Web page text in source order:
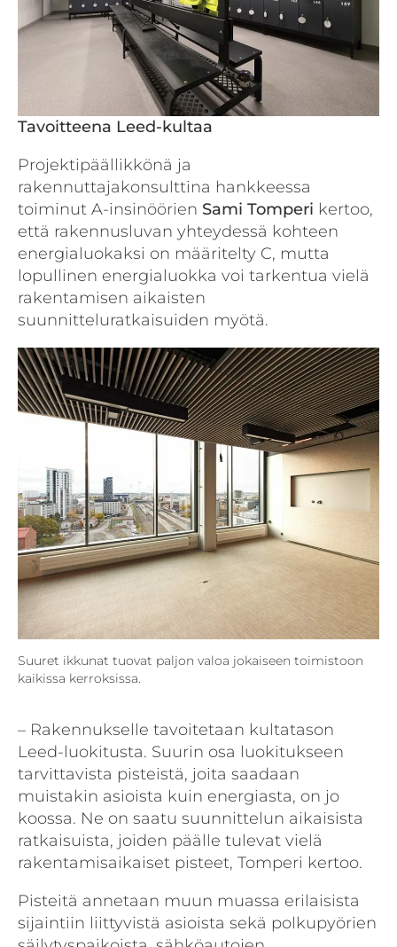
Tavoitteena Leed-kultaa
Projektipäällikkönä ja
rakennuttajakonsulttina hankkeessa
toiminut A-insinöörien Sami Tomperi kertoo,
että rakennusluvan yhteydessä kohteen
energialuokaksi on määritelty C, mutta
lopullinen energialuokka voi tarkentua vielä
rakentamisen aikaisten
suunnitteluratkaisuiden myötä.
Suuret ikkunat tuovat paljon valoa jokaiseen toimistoon
kaikissa kerroksissa.
– Rakennukselle tavoitetaan kultatason
Leed-luokitusta. Suurin osa luokitukseen
tarvittavista pisteistä, joita saadaan
muistakin asioista kuin energiasta, on jo
koossa. Ne on saatu suunnittelun aikaisista
ratkaisuista, joiden päälle tulevat vielä
rakentamisaikaiset pisteet, Tomperi kertoo.
Pisteitä annetaan muun muassa erilaisista
sijaintiin liittyvistä asioista sekä polkupyörien